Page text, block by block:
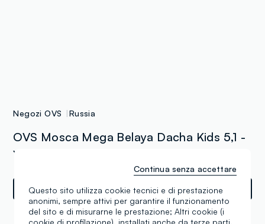
Negozi OVS Russia
OVS Mosca Mega Belaya Dacha Kids 5,1 -
Y Pokrovskiy Proyezd, Mosca (XX)
Indicazioni
Questo sito utilizza cookie tecnici e di prestazione
anonimi, sempre attivi per garantire il funzionamento
del sito e di misurarne le prestazione; Altri cookie (i
cookie di profilazione), installati anche da terze parti,
Continua senza accettare